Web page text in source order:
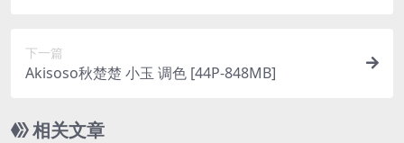
下一篇
Akisoso秋楚楚 小玉 调色 [44P-848MB]
相关文章